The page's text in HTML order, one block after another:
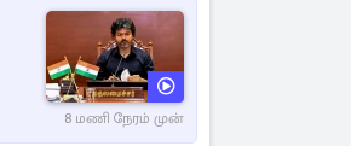
8 மணி நேரம் முன்